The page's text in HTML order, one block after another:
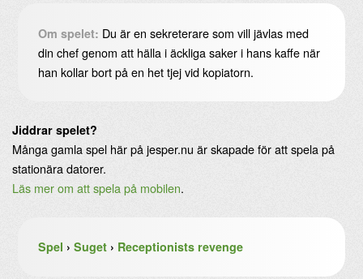
Videos
Blandat ↓
Om spelet: Du är en sekreterare som vill jävlas med
din chef genom att hälla i äckliga saker i hans kaffe när
han kollar bort på en het tjej vid kopiatorn.
Jiddrar spelet?
Många gamla spel här på jesper.nu är skapade för att spela på
stationära datorer.
Läs mer om att spela på mobilen.
Spel › Suget› Receptionists revenge